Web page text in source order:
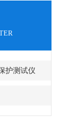
护测试仪